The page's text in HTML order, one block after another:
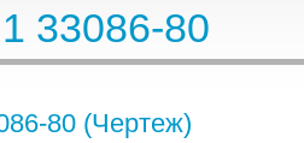
33086-80